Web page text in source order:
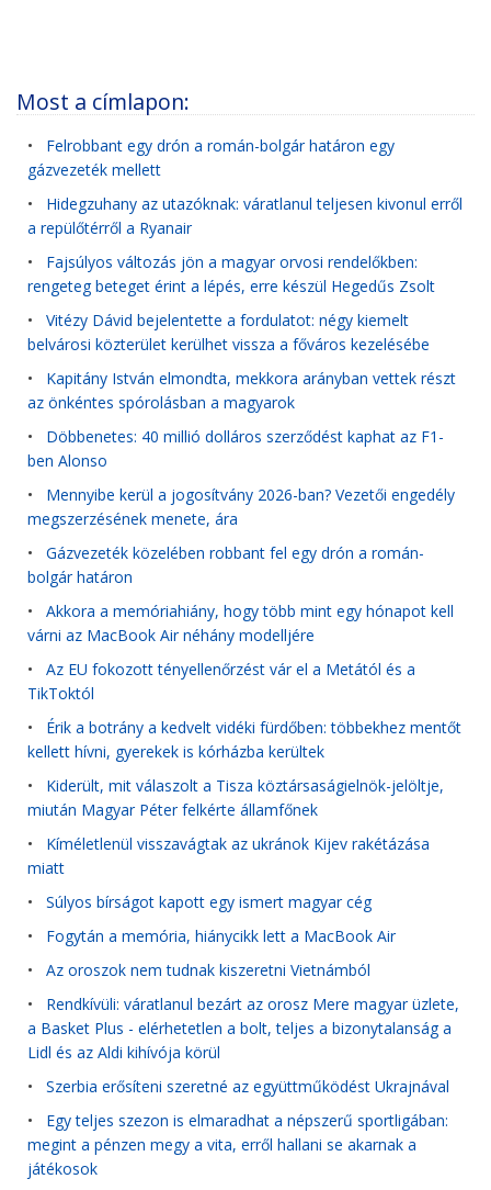
Most a címlapon:
• Felrobbant egy drón a román-bolgár határon egy
gázvezeték mellett
• Hidegzuhany az utazóknak: váratlanul teljesen kivonul erről
a repülőtérről a Ryanair
• Fajsúlyos változás jön a magyar orvosi rendelőkben:
rengeteg beteget érint a lépés, erre készül Hegedűs Zsolt
• Vitézy Dávid bejelentette a fordulatot: négy kiemelt
belvárosi közterület kerülhet vissza a főváros kezelésébe
• Kapitány István elmondta, mekkora arányban vettek részt
az önkéntes spórolásban a magyarok
• Döbbenetes: 40 millió dolláros szerződést kaphat az F1-
ben Alonso
• Mennyibe kerül a jogosítvány 2026-ban? Vezetői engedély
megszerzésének menete, ára
• Gázvezeték közelében robbant fel egy drón a román-
bolgár határon
• Akkora a memóriahiány, hogy több mint egy hónapot kell
várni az MacBook Air néhány modelljére
• Az EU fokozott tényellenőrzést vár el a Metától és a
TikToktól
• Érik a botrány a kedvelt vidéki fürdőben: többekhez mentőt
kellett hívni, gyerekek is kórházba kerültek
• Kiderült, mit válaszolt a Tisza köztársaságielnök-jelöltje,
miután Magyar Péter felkérte államfőnek
• Kíméletlenül visszavágtak az ukránok Kijev rakétázása
miatt
• Súlyos bírságot kapott egy ismert magyar cég
• Fogytán a memória, hiánycikk lett a MacBook Air
• Az oroszok nem tudnak kiszeretni Vietnámból
• Rendkívüli: váratlanul bezárt az orosz Mere magyar üzlete,
a Basket Plus - elérhetetlen a bolt, teljes a bizonytalanság a
Lidl és az Aldi kihívója körül
• Szerbia erősíteni szeretné az együttműködést Ukrajnával
• Egy teljes szezon is elmaradhat a népszerű sportligában:
megint a pénzen megy a vita, erről hallani se akarnak a
játékosok